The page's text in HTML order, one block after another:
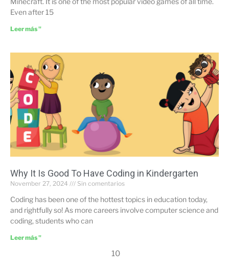
Even after 15
Leer más "
Why It Is Good To Have Coding in Kindergarten
November 27, 2024 Sin comentarios
Coding has been one of the hottest topics in education today,
and rightfully so! As more careers involve computer science and
coding, students who can
Leer más "
10